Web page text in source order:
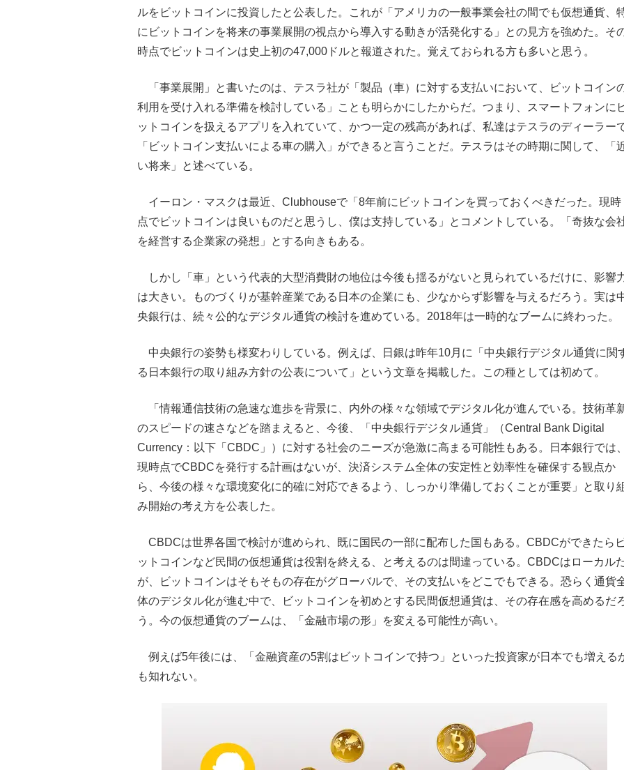
ルをビットコインに投資したと公表した。これが「アメリカの一般事業会社の間でも仮想通貨、
にビットコインを将来の事業展開の視点から導入する動きが活発化する」との見方を強めた。そ
時点でビットコインは史上初の47,000ドルと報道された。覚えておられる方も多いと思う。
「事業展開」と書いたのは、テスラ社が「製品（車）に対する支払いにおいて、ビットコイン
利用を受け入れる準備を検討している」ことも明らかにしたからだ。つまり、スマートフォンに
ットコインを扱えるアプリを入れていて、かつ一定の残高があれば、私達はテスラのディーラー
「ビットコイン支払いによる車の購入」ができると言うことだ。テスラはその時期に関して、「
い将来」と述べている。
イーロン・マスクは最近、Clubhouseで「8年前にビットコインを買っておくべきだった。現時
点でビットコインは良いものだと思うし、僕は支持している」とコメントしている。「奇抜な会
を経営する企業家の発想」とする向きもある。
しかし「車」という代表的大型消費財の地位は今後も揺るがないと見られているだけに、影響
は大きい。ものづくりが基幹産業である日本の企業にも、少なからず影響を与えるだろう。実は
央銀行は、続々公的なデジタル通貨の検討を進めている。2018年は一時的なブームに終わった。
中央銀行の姿勢も様変わりしている。例えば、日銀は昨年10月に「中央銀行デジタル通貨に関
る日本銀行の取り組み方針の公表について」という文章を掲載した。この種としては初めて。
「情報通信技術の急速な進歩を背景に、内外の様々な領域でデジタル化が進んでいる。技術革
のスピードの速さなどを踏まえると、今後、「中央銀行デジタル通貨」（Central Bank Digital
Currency：以下「CBDC」）に対する社会のニーズが急激に高まる可能性もある。日本銀行では、
現時点でCBDCを発行する計画はないが、決済システム全体の安定性と効率性を確保する観点か
ら、今後の様々な環境変化に的確に対応できるよう、しっかり準備しておくことが重要」と取り
み開始の考え方を公表した。
CBDCは世界各国で検討が進められ、既に国民の一部に配布した国もある。CBDCができたら
ットコインなど民間の仮想通貨は役割を終える、と考えるのは間違っている。CBDCはローカル
が、ビットコインはそもそもの存在がグローバルで、その支払いをどこでもできる。恐らく通貨
体のデジタル化が進む中で、ビットコインを初めとする民間仮想通貨は、その存在感を高めるだ
う。今の仮想通貨のブームは、「金融市場の形」を変える可能性が高い。
例えば5年後には、「金融資産の5割はビットコインで持つ」といった投資家が日本でも増える
も知れない。